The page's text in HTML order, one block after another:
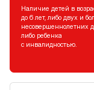
Наличие детей в
до 6 лет, либо двух и
несовершеннолетних
либо ребенка
с инвалидностью.